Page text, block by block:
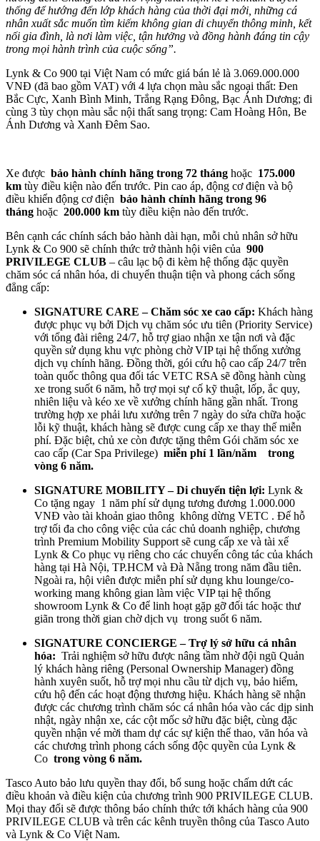
thống để hướng đến lớp khách hàng của thời đại mới, những cá
nhân xuất sắc muốn tìm kiếm không gian di chuyển thông minh, kết
nối gia đình, là nơi làm việc, tận hưởng và đồng hành đáng tin cậy
trong mọi hành trình của cuộc sống”.
Lynk & Co 900 tại Việt Nam có mức giá bán lẻ là 3.069.000.000
VNĐ (đã bao gồm VAT) với 4 lựa chọn màu sắc ngoại thất: Đen
Bắc Cực, Xanh Bình Minh, Trắng Rạng Đông, Bạc Ánh Dương; đi
cùng 3 tùy chọn màu sắc nội thất sang trọng: Cam Hoàng Hôn, Be
Ánh Dương và Xanh Đêm Sao.
Xe được bảo hành chính hãng trong 72 tháng hoặc 175.000
km tùy điều kiện nào đến trước. Pin cao áp, động cơ điện và bộ
điều khiển động cơ điện bảo hành chính hãng trong 96
tháng hoặc 200.000 km tùy điều kiện nào đến trước.
Bên cạnh các chính sách bảo hành dài hạn, mỗi chủ nhân sở hữu
Lynk & Co 900 sẽ chính thức trở thành hội viên của 900
PRIVILEGE CLUB – câu lạc bộ đi kèm hệ thống đặc quyền
chăm sóc cá nhân hóa, di chuyển thuận tiện và phong cách sống
đẳng cấp:
SIGNATURE CARE – Chăm sóc xe cao cấp: Khách hàng
được phục vụ bởi Dịch vụ chăm sóc ưu tiên (Priority Service)
với tổng đài riêng 24/7, hỗ trợ giao nhận xe tận nơi và đặc
quyền sử dụng khu vực phòng chờ VIP tại hệ thống xưởng
dịch vụ chính hãng. Đồng thời, gói cứu hộ cao cấp 24/7 trên
toàn quốc thông qua đối tác VETC RSA sẽ đồng hành cùng
xe trong suốt 6 năm, hỗ trợ mọi sự cố kỹ thuật, lốp, ắc quy,
nhiên liệu và kéo xe về xưởng chính hãng gần nhất. Trong
trường hợp xe phải lưu xưởng trên 7 ngày do sửa chữa hoặc
lỗi kỹ thuật, khách hàng sẽ được cung cấp xe thay thế miễn
phí. Đặc biệt, chủ xe còn được tặng thêm Gói chăm sóc xe
cao cấp (Car Spa Privilege) miễn phí 1 lần/năm
trong
vòng 6 năm.
SIGNATURE MOBILITY – Di chuyển tiện lợi: Lynk &
Co tặng ngay 1 năm phí sử dụng tương đương 1.000.000
VNĐ vào tài khoản giao thông không dừng VETC . Để hỗ
trợ tối đa cho công việc của các chủ doanh nghiệp, chương
trình Premium Mobility Support sẽ cung cấp xe và tài xế
Lynk & Co phục vụ riêng cho các chuyến công tác của khách
hàng tại Hà Nội, TP.HCM và Đà Nẵng trong năm đầu tiên.
Ngoài ra, hội viên được miễn phí sử dụng khu lounge/co-
working mang không gian làm việc VIP tại hệ thống
showroom Lynk & Co để linh hoạt gặp gỡ đối tác hoặc thư
giãn trong thời gian chờ dịch vụ trong suốt 6 năm.
SIGNATURE CONCIERGE – Trợ lý sở hữu cá nhân
hóa: Trải nghiệm sở hữu được nâng tầm nhờ đội ngũ Quản
lý khách hàng riêng (Personal Ownership Manager) đồng
hành xuyên suốt, hỗ trợ mọi nhu cầu từ dịch vụ, bảo hiểm,
cứu hộ đến các hoạt động thương hiệu. Khách hàng sẽ nhận
được các chương trình chăm sóc cá nhân hóa vào các dịp sinh
nhật, ngày nhận xe, các cột mốc sở hữu đặc biệt, cùng đặc
quyền nhận vé mời tham dự các sự kiện thể thao, văn hóa và
các chương trình phong cách sống độc quyền của Lynk &
Co trong vòng 6 năm.
Tasco Auto bảo lưu quyền thay đổi, bổ sung hoặc chấm dứt các
điều khoản và điều kiện của chương trình 900 PRIVILEGE CLUB.
Mọi thay đổi sẽ được thông báo chính thức tới khách hàng của 900
PRIVILEGE CLUB và trên các kênh truyền thông của Tasco Auto
và Lynk & Co Việt Nam.